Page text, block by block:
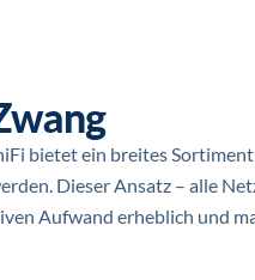
bietet ein breites Sortiment
Dieser Ansatz – alle
Aufwand erheblich und